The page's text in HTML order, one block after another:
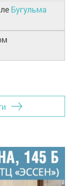
Бугульма